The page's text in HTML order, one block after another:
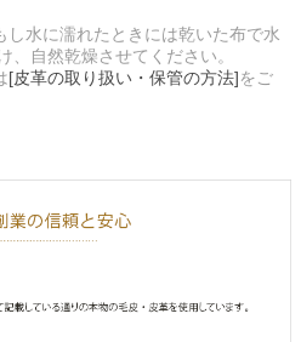
水に濡れたときには乾いた布で水
、自然乾燥させてください。
[皮革の取り扱い・保管の方法]をご